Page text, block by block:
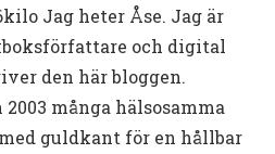
Jag heter Åse. Jag är
och digital
den här bloggen.
många hälsosamma
guldkant för en hållbar